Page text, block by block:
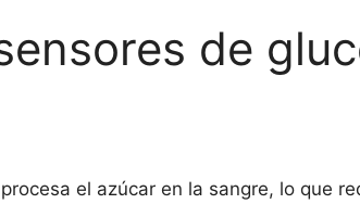
de
el azúcar en la sangre, lo que